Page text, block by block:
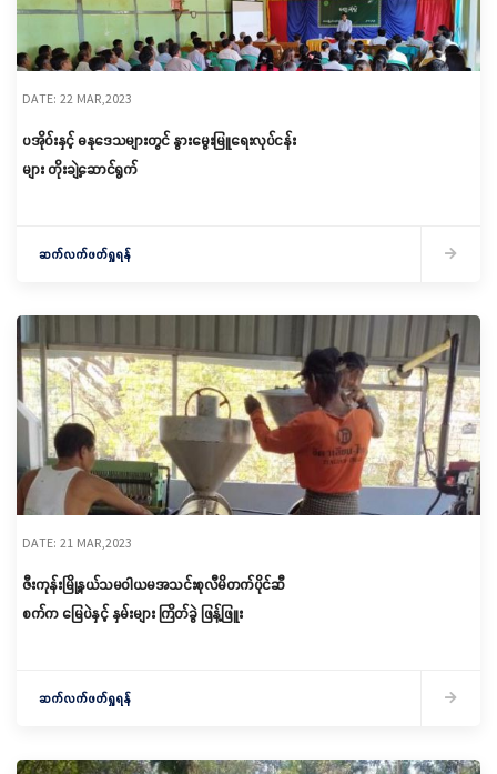
DATE: 22 MAR,2023
ပအိုဝ်းနှင့် ဓနုဒေသများတွင် နွားမွေးမြူရေးလုပ်ငန်း
များ တိုးချဲ့ဆောင်ရွက်
ဆက်လက်ဖတ်ရှုရန်
DATE: 21 MAR,2023
ဇီးကုန်းမြို့နယ်သမဝါယမအသင်းစုလီမိတက်ပိုင်ဆီ
စက်က မြေပဲနှင့် နှမ်းများ ကြိတ်ခွဲ ဖြန့်ဖြူး
ဆက်လက်ဖတ်ရှုရန်